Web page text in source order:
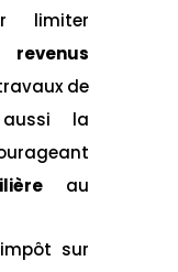
limiter
revenus
de
aussi la
au
sur